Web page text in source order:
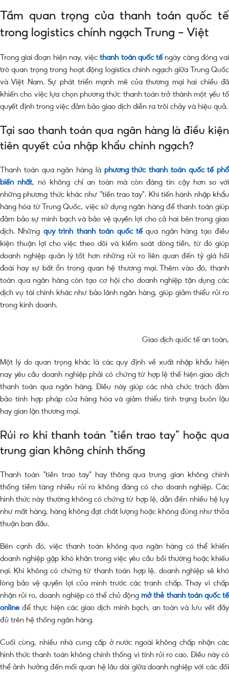
Tầm quan trọng của thanh toán quốc tế
trong logistics chính ngạch Trung – Việt
Trong giai đoạn hiện nay, việcthanh toán quốc tế ngày càng đóng vai
trò quan trọng trong hoạt động logistics chính ngạch giữa Trung Quốc
và Việt Nam. Sự phát triển mạnh mẽ của thương mại hai chiều đã
khiến cho việc lựa chọn phương thức thanh toán trở thành một yếu tố
quyết định trong việc đảm bảo giao dịch diễn ra trôi chảy và hiệu quả.
Tại sao thanh toán qua ngân hàng là điều kiện
tiên quyết của nhập khẩu chính ngạch?
Thanh toán qua ngân hàng là phương thức thanh toán quốc tế phổ
biến nhất, nó không chỉ an toàn mà còn đáng tin cậy hơn so với
những phương thức khác như “tiền trao tay”. Khi tiến hành nhập khẩu
hàng hóa từ Trung Quốc, việc sử dụng ngân hàng để thanh toán giúp
đảm bảo sự minh bạch và bảo vệ quyền lợi cho cả hai bên trong giao
dịch. Những quy trình thanh toán quốc tếqua ngân hàng tạo điều
kiện thuận lợi cho việc theo dõi và kiểm soát dòng tiền, từ đó giúp
doanh nghiệp quản lý tốt hơn những rủi ro liên quan đến tỷ giá hối
đoái hay sự bất ổn trong quan hệ thương mại. Thêm vào đó, thanh
toán qua ngân hàng còn tạo cơ hội cho doanh nghiệp tận dụng các
dịch vụ tài chính khác như bảo lãnh ngân hàng, giúp giảm thiểu rủi ro
trong kinh doanh.
Giao dịch quốc tế an
Một lý do quan trọng khác là các quy định về xuất nhập khẩu hiện
nay yêu cầu doanh nghiệp phải có chứng từ hợp lệ thể hiện giao dịch
thanh toán qua ngân hàng. Điều này giúp các nhà chức trách đảm
bảo tính hợp pháp của hàng hóa và giảm thiểu tình trạng buôn lậu
hay gian lận thương mại.
Rủi ro khi thanh toán “tiền trao tay” hoặc qua
trung gian không chính thống
Thanh toán “tiền trao tay” hay thông qua trung gian không chính
thống tiềm tàng nhiều rủi ro không đáng có cho doanh nghiệp. Các
hình thức này thường không có chứng từ hợp lệ, dẫn đến nhiều hệ lụy
như mất hàng, hàng không đạt chất lượng hoặc không đúng như thỏa
thuận ban đầu.
Bên cạnh đó, việc thanh toán không qua ngân hàng có thể khiến
doanh nghiệp gặp khó khăn trong việc yêu cầu bồi thường hoặc khiếu
nại. Khi không có chứng từ thanh toán hợp lệ, doanh nghiệp sẽ khó
lòng bảo vệ quyền lợi của mình trước các tranh chấp. Thay vì chấp
nhận rủi ro, doanh nghiệp có thể chủ động mở thẻ thanh toán quốc tế
online để thực hiện các giao dịch minh bạch, an toàn và lưu vết đầy
đủ trên hệ thống ngân hàng.
Cuối cùng, nhiều nhà cung cấp ở nước ngoài không chấp nhận các
hình thức thanh toán không chính thống vì tính rủi ro cao. Điều này có
thể ảnh hưởng đến mối quan hệ lâu dài giữa doanh nghiệp với các đối